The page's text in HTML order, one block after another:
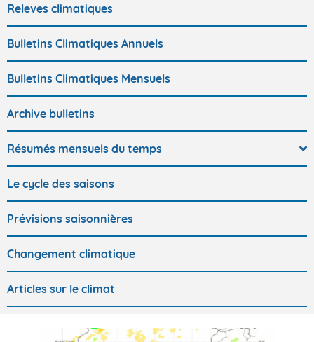
Releves climatiques
Bulletins Climatiques Annuels
Bulletins Climatiques Mensuels
Archive bulletins
Résumés mensuels du temps
Le cycle des saisons
Prévisions saisonnières
Changement climatique
Articles sur le climat